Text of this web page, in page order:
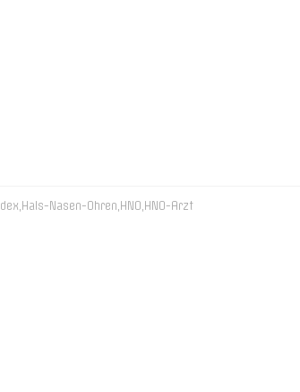
, Hals-Nasen-Ohren, HNO, HNO-Arzt